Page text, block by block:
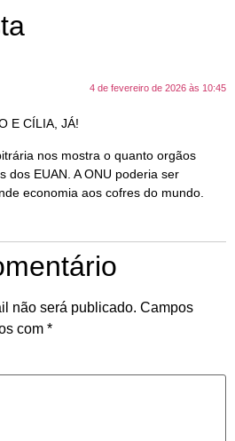
4 de fevereiro de 2026 às 10:45
E CÍLIA, JÁ!
nos mostra o quanto orgãos
dos EUAN. A ONU poderia ser
economia aos cofres do mundo.
não será publicado. Campos
com *